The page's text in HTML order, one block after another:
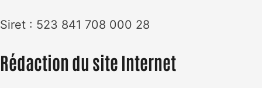
Siret : 523 841 708 000 28
Rédaction du site Internet